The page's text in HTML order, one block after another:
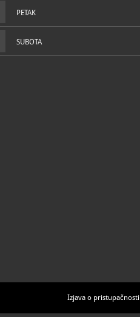
PETAK
SUBOTA
Izjava o pristupačnosti